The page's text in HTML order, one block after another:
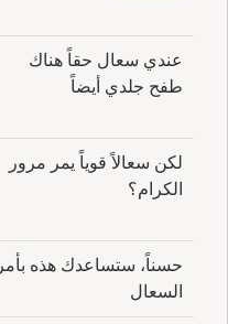
عندي سعال حقاً هناك
طفح جلدي أيضاً
لكن سعالاً قوياً يمر مرور
الكرام؟
حسناً، ستساعدك هذه بأمر
السعال